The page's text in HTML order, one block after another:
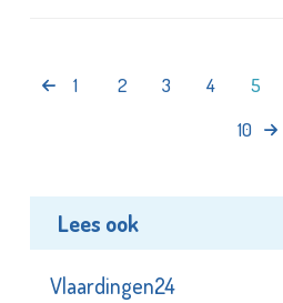
1 2 3 4 5
10
Lees ook
Vlaardingen24